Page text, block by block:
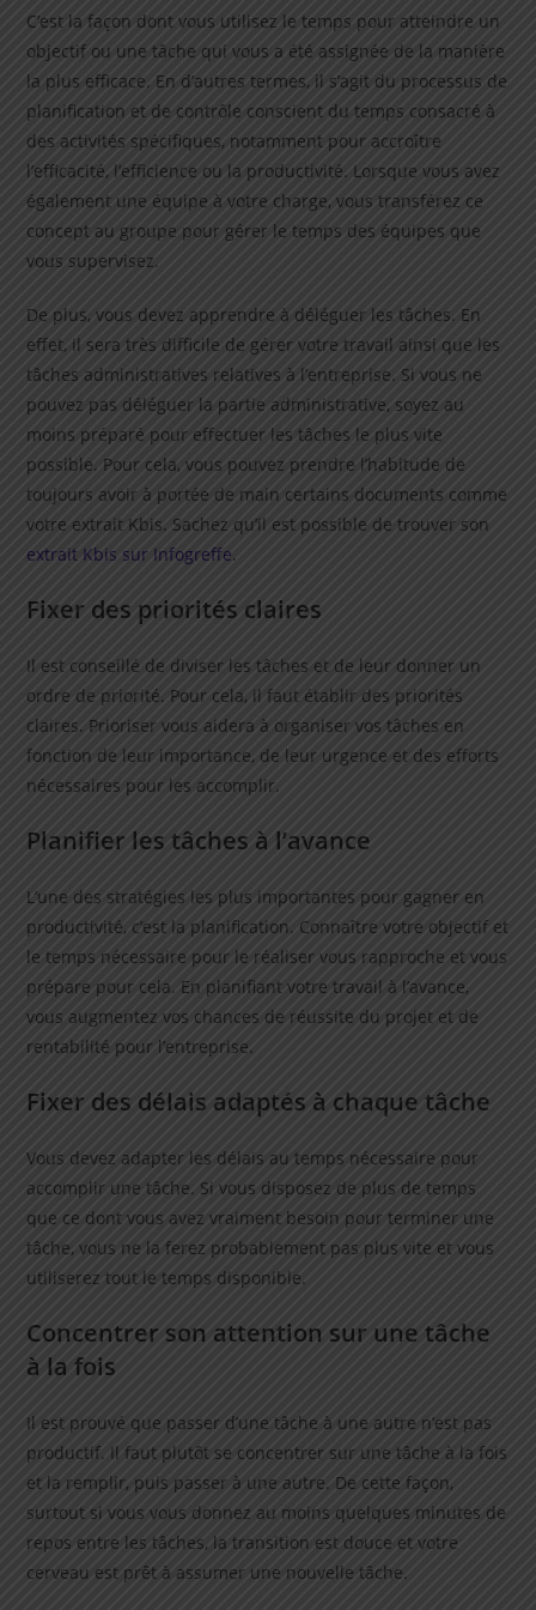
C’est la façon dont vous utilisez le temps pour atteindre un
objectif ou une tâche qui vous a été assignée de la manière
la plus efficace. En d’autres termes, il s’agit du processus de
planification et de contrôle conscient du temps consacré à
des activités spécifiques, notamment pour accroître
l’efficacité, l’efficience ou la productivité. Lorsque vous avez
également une équipe à votre charge, vous transférez ce
concept au groupe pour gérer le temps des équipes que
vous supervisez.
De plus, vous devez apprendre à déléguer les tâches. En
effet, il sera très difficile de gérer votre travail ainsi que les
tâches administratives relatives à l’entreprise. Si vous ne
pouvez pas déléguer la partie administrative, soyez au
moins préparé pour effectuer les tâches le plus vite
possible. Pour cela, vous pouvez prendre l’habitude de
toujours avoir à portée de main certains documents comme
votre extrait Kbis. Sachez qu’il est possible de trouver son
extrait Kbis sur Infogreffe.
Fixer des priorités claires
Il est conseillé de diviser les tâches et de leur donner un
ordre de priorité. Pour cela, il faut établir des priorités
claires. Prioriser vous aidera à organiser vos tâches en
fonction de leur importance, de leur urgence et des efforts
nécessaires pour les accomplir.
Planifier les tâches à l’avance
L’une des stratégies les plus importantes pour gagner en
productivité, c’est la planification. Connaître votre objectif et
le temps nécessaire pour le réaliser vous rapproche et vous
prépare pour cela. En planifiant votre travail à l’avance,
vous augmentez vos chances de réussite du projet et de
rentabilité pour l’entreprise.
Fixer des délais adaptés à chaque tâche
Vous devez adapter les délais au temps nécessaire pour
accomplir une tâche. Si vous disposez de plus de temps
que ce dont vous avez vraiment besoin pour terminer une
tâche, vous ne la ferez probablement pas plus vite et vous
utiliserez tout le temps disponible.
Concentrer son attention sur une tâche
à la fois
Il est prouvé que passer d’une tâche à une autre n’est pas
productif. Il faut plutôt se concentrer sur une tâche à la fois
et la remplir, puis passer à une autre. De cette façon,
surtout si vous vous donnez au moins quelques minutes de
repos entre les tâches, la transition est douce et votre
cerveau est prêt à assumer une nouvelle tâche.